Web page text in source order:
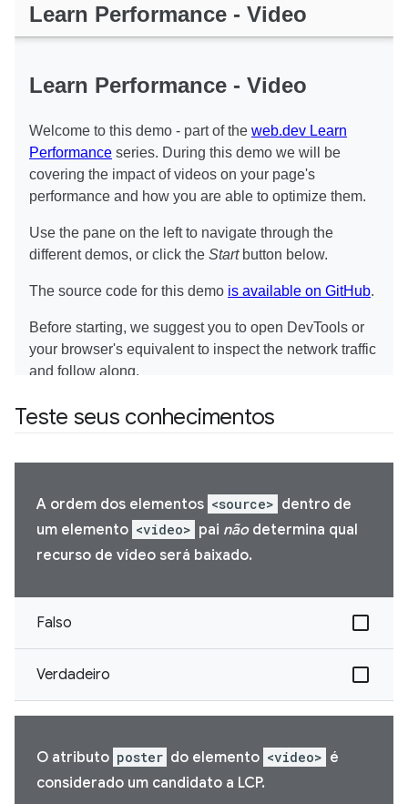
Teste seus conhecimentos
A ordem dos elementos <source> dentro de
um elemento <video> pai nãodetermina qual
recurso de vídeo será baixado.
Falso
Verdadeiro
O atributo poster do elemento <video> é
considerado um candidato a LCP.